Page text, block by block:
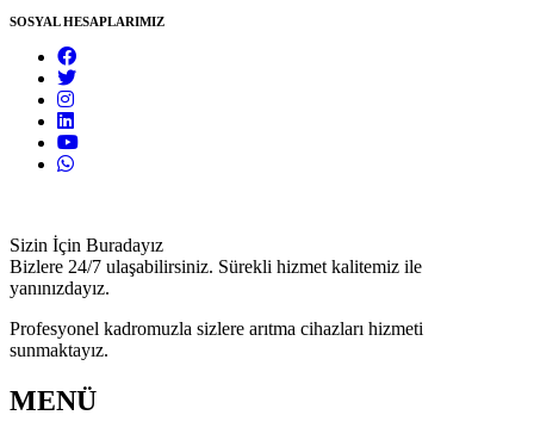
SOSYAL HESAPLARIMIZ
Sizin İçin Buradayız
Bizlere 24/7 ulaşabilirsiniz. Sürekli hizmet kalitemiz ile
yanınızdayız.
Profesyonel kadromuzla sizlere arıtma cihazları hizmeti
sunmaktayız.
MENÜ